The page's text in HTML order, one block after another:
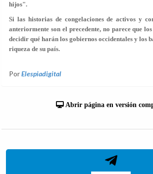
hijos".
Si las historias de congelaciones de activos y
anteriormente son el precedente, no parece que
decidir qué harán los gobiernos occidentales y los
riqueza de su país.
PorElespiadigital
Abrir página en versión